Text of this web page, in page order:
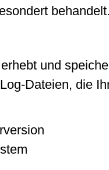
und
Dateien, die